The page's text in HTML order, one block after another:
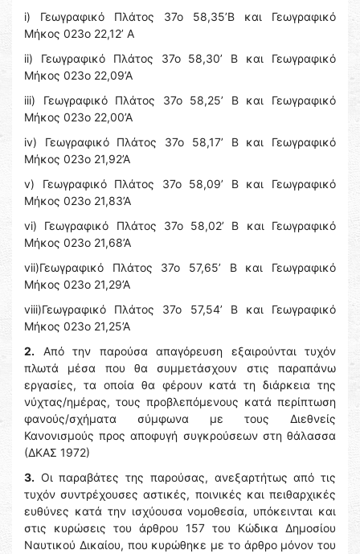
i) Γεωγραφικό Πλάτος 37ο 58,35’Β και Γεωγραφικό
Μήκος 023ο 22,12’ Α
ii) Γεωγραφικό Πλάτος 37ο 58,30’ Β και Γεωγραφικό
Μήκος 023ο 22,09’Α
iii) Γεωγραφικό Πλάτος 37ο 58,25’ Β και Γεωγραφικό
Μήκος 023ο 22,00’Α
iv) Γεωγραφικό Πλάτος 37ο 58,17’ Β και Γεωγραφικό
Μήκος 023ο 21,92’Α
v) Γεωγραφικό Πλάτος 37ο 58,09’ Β και Γεωγραφικό
Μήκος 023ο 21,83’Α
vi) Γεωγραφικό Πλάτος 37ο 58,02’ Β και Γεωγραφικό
Μήκος 023ο 21,68’Α
vii)Γεωγραφικό Πλάτος 37ο 57,65’ Β και Γεωγραφικό
Μήκος 023ο 21,29’Α
viii)Γεωγραφικό Πλάτος 37ο 57,54’ Β και Γεωγραφικό
Μήκος 023ο 21,25’Α
2. Από την παρούσα απαγόρευση εξαιρούνται τυχόν
πλωτά μέσα που θα συμμετάσχουν στις παραπάνω
εργασίες, τα οποία θα φέρουν κατά τη διάρκεια της
νύχτας/ημέρας, τους προβλεπόμενους κατά περίπτωση
φανούς/σχήματα σύμφωνα με τους Διεθνείς
Κανονισμούς προς αποφυγή συγκρούσεων στη θάλασσα
(ΔΚΑΣ 1972)
3. Οι παραβάτες της παρούσας, ανεξαρτήτως από τις
τυχόν συντρέχουσες αστικές, ποινικές και πειθαρχικές
ευθύνες κατά την ισχύουσα νομοθεσία, υπόκεινται και
στις κυρώσεις του άρθρου 157 του Κώδικα Δημοσίου
Ναυτικού Δικαίου, που κυρώθηκε με το άρθρο μόνον του